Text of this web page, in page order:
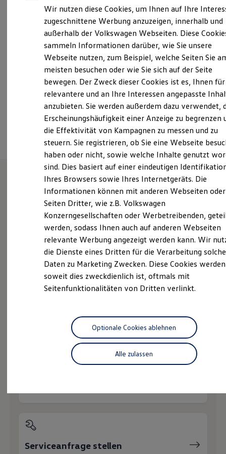
Elektrofahrzeugkonzepte
Reichweite
Reichweite der ID. Modelle
Reichweite im Winter
Laden
Laden unterwegs
Laden Zuhause
Ladestationen finden
Ladezeitensimulator
Batterie
Sicherheit
Garantie und Lebensdauer
Nachhaltigkeit
Technologie
Kosten und Kauf
Verbrauchskosten
Kaufoptionen
E-Auto-Förderung
Software und Konnektivität
ID. Software Versionen und Updates
Digitale Extras
Schnittstellen zu Ihrem ID.
Hybridautos
Marke und Erlebnis
Volkswagen R und R Experience
R-Modelle
Driving Experience
Volkswagen entdecken
Lifestyle Shop
T-Roc Kollektion
Golf Kollektion
ID. Kollektion
Volkswagen Kollektion
R-Kollektion
Inspektion und HU/AU
info.service@autoschmitt.com
+49 6126 5850
Geschlossen
ACHTUNG! Gesonderte Öffnungszeiten der Werkstatt
& Teileverkauf.
Ansprechpartner
Wie können wir
Ihnen weiterhelfen?
Probefahrt vereinbaren
Fahrzeugangebot anfordern
Serviceanfrage stellen
Wir nutzen diese Cookies, um Ihnen auf Ihre
zugeschnittene Werbung anzuzeigen, innerhalb und
außerhalb der Volkswagen Webseiten. Diese
sammeln Informationen darüber, wie Sie unsere
Webseite nutzen, zum Beispiel, welche Seiten Sie
meisten besuchen oder wie Sie sich auf der Seite
bewegen. Der Zweck dieser Cookies ist es, Ihnen für
relevantere und an Ihre Interessen angepasste
anzubieten. Sie werden außerdem dazu verwendet,
Erscheinungshäufigkeit einer Anzeige zu begrenzen
die Effektivität von Kampagnen zu messen und zu
steuern. Sie registrieren, ob Sie eine Webseite
haben oder nicht, sowie welche Inhalte genutzt
sind. Dies basiert auf einer eindeutigen
Ihres Browsers sowie Ihres Internetgeräts. Die
Informationen können mit anderen Webseiten oder
Seiten Dritter, wie z.B. Volkswagen
Konzerngesellschaften oder Werbetreibenden,
werden, sodass Ihnen auch auf anderen Webseiten
relevante Werbung angezeigt werden kann. Wir
die Dienste eines Dritten für die Verarbeitung
Daten zu Marketing Zwecken. Diese Cookies
soweit dies zweckdienlich ist, oftmals mit
Seitenfunktionalitäten von Dritten verlinkt.
Alle zulassen
Optionale Cookies ablehnen